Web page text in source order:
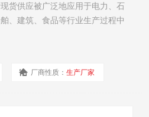
货供应被广泛地应用于电力、石
、建筑、食品等行业生产过程中
厂商性质：生产厂家